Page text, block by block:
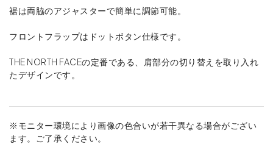
裾は両脇のアジャスターで簡単に調節可能。
フロントフラップはドットボタン仕様です。
THE NORTH FACEの定番である、肩部分の切り替えを取り入れ
たデザインです。
※モニター環境により画像の色合いが若干異なる場合がござい
ます。ご了承ください。